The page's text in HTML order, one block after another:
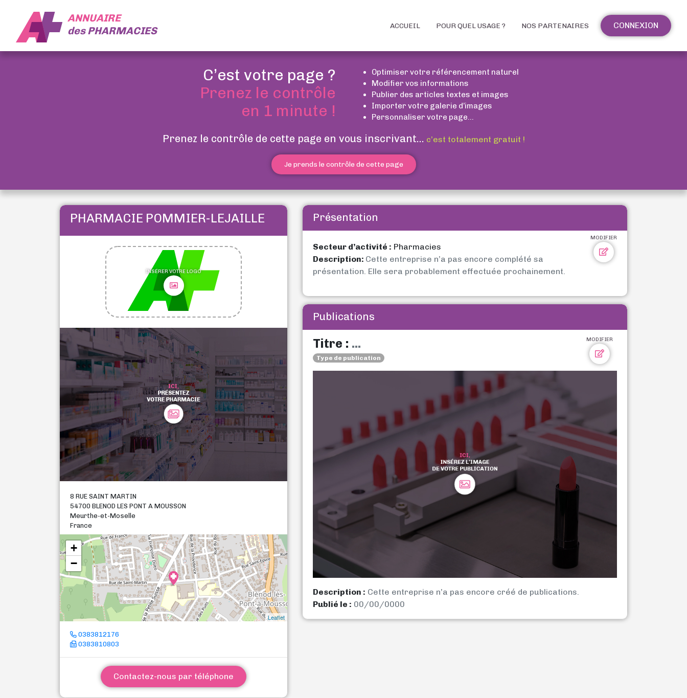
ANNUAIRE
desPHARMACIES ACCUEIL POUR QUEL USAGE ? NOS PARTENAIRES CONNEXION
C’est votre page ?
Prenez le contrôle
en 1 minute !
Optimiser votre référencement naturel
Modifier vos informations
Publier des articles textes et images
Importer votre galerie d’images
Personnaliser votre page...
Prenez le contrôle de cette page en vous inscrivant... c’est totalement gratuit !
Je prends le contrôle de cette page
PHARMACIE POMMIER-LEJAILLE
INSÉRER VOTRE LOGO
8 RUE SAINT MARTIN
54700 BLENOD LES PONT A MOUSSON
Meurthe-et-Moselle
France
+
−
Leaflet
0383812176
0383810803
Contactez-nous par téléphone
Présentation
MODIFIER
Secteur d’activité : Pharmacies
Description: Cette entreprise n’a pas encore complété sa
présentation. Elle sera probablement effectuée prochainement.
Publications
MODIFIER
Titre : ...
Type de publication
Description : Cette entreprise n’a pas encore créé de publications.
Publié le : 00/00/0000